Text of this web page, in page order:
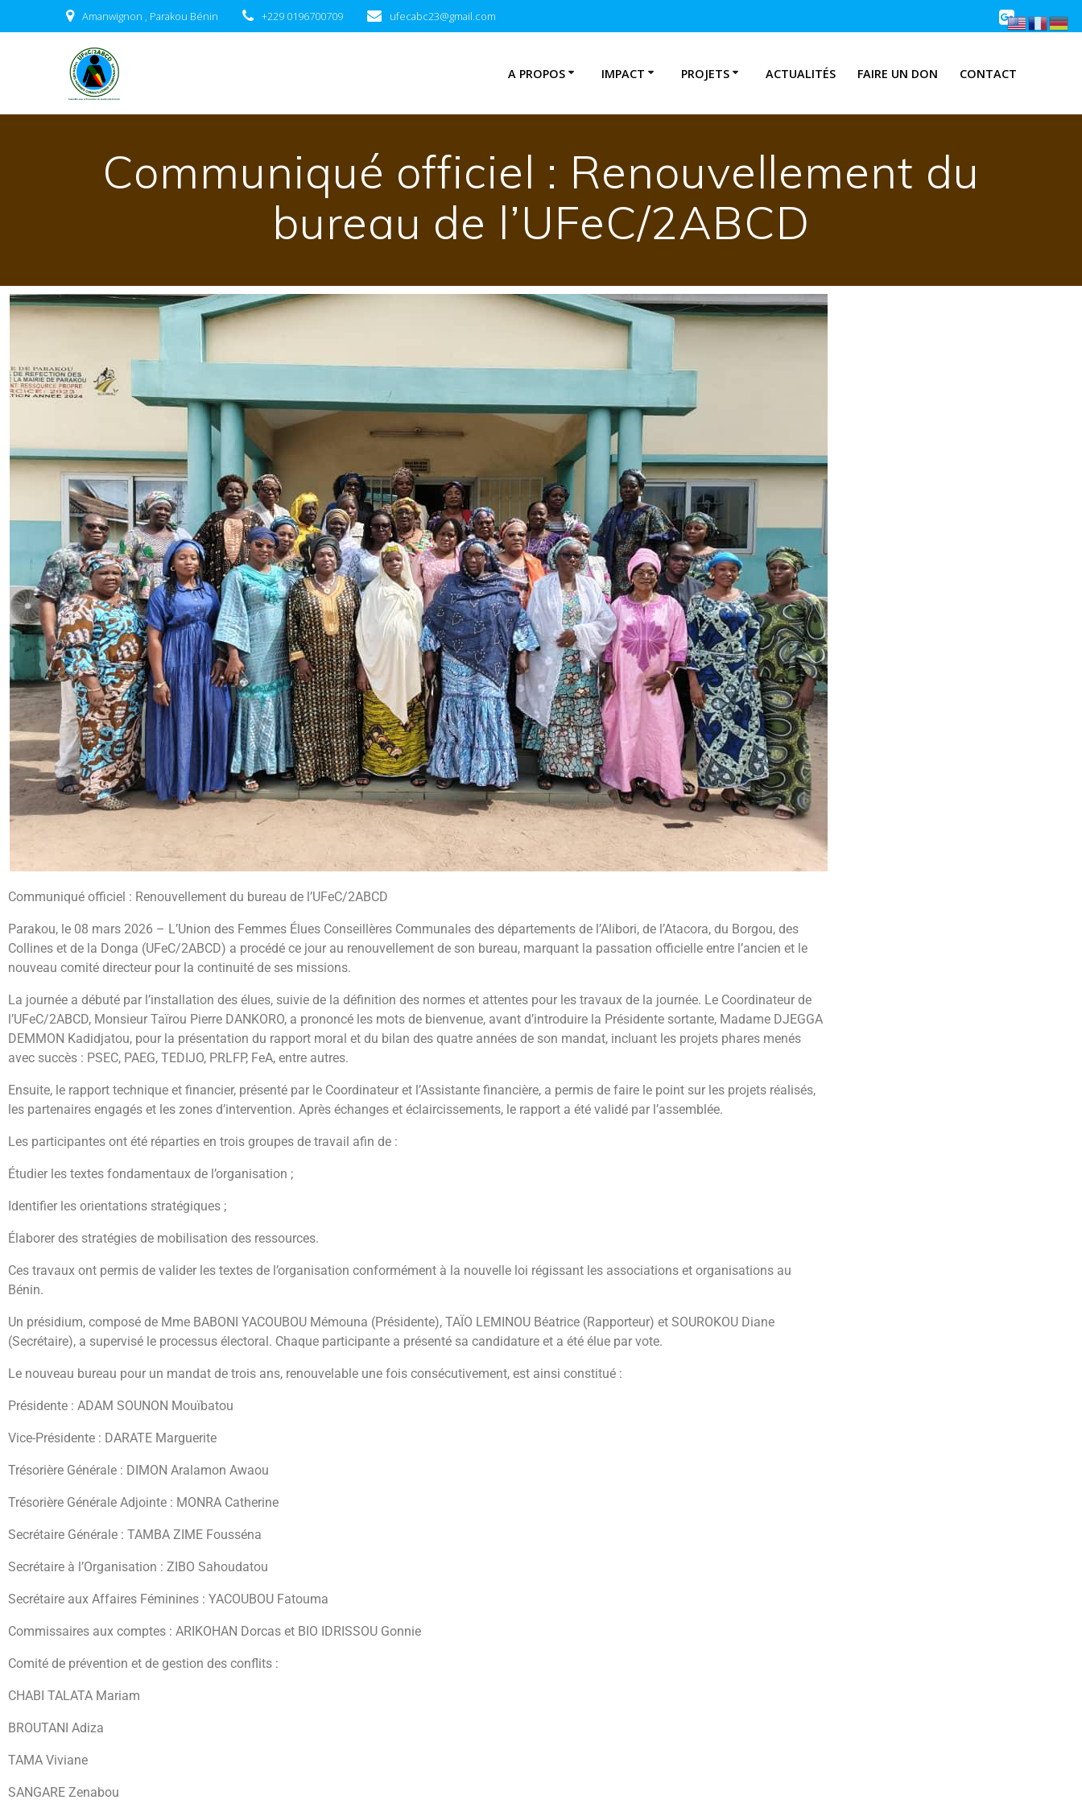
Amanwignon , Parakou Bénin +229 0196700709 ufecabc23@gmail.com
A PROPOS IMPACT PROJETS ACTUALITÉS FAIRE UN DON CONTACT
Communiqué officiel : Renouvellement du
bureau de l’UFeC/2ABCD
Communiqué officiel : Renouvellement du bureau de l’UFeC/2ABCD
Parakou, le 08 mars 2026 – L’Union des Femmes Élues Conseillères Communales des départements de l’Alibori, de l’Atacora, du Borgou, des
Collines et de la Donga (UFeC/2ABCD) a procédé ce jour au renouvellement de son bureau, marquant la passation officielle entre l’ancien et le
nouveau comité directeur pour la continuité de ses missions.
La journée a débuté par l’installation des élues, suivie de la définition des normes et attentes pour les travaux de la journée. Le Coordinateur de
l’UFeC/2ABCD, Monsieur Taïrou Pierre DANKORO, a prononcé les mots de bienvenue, avant d’introduire la Présidente sortante, Madame DJEGGA
DEMMON Kadidjatou, pour la présentation du rapport moral et du bilan des quatre années de son mandat, incluant les projets phares menés
avec succès : PSEC, PAEG, TEDIJO, PRLFP, FeA, entre autres.
Ensuite, le rapport technique et financier, présenté par le Coordinateur et l’Assistante financière, a permis de faire le point sur les projets réalisés,
les partenaires engagés et les zones d’intervention. Après échanges et éclaircissements, le rapport a été validé par l’assemblée.
Les participantes ont été réparties en trois groupes de travail afin de :
Étudier les textes fondamentaux de l’organisation ;
Identifier les orientations stratégiques ;
Élaborer des stratégies de mobilisation des ressources.
Ces travaux ont permis de valider les textes de l’organisation conformément à la nouvelle loi régissant les associations et organisations au
Bénin.
Un présidium, composé de Mme BABONI YACOUBOU Mémouna (Présidente), TAÏO LEMINOU Béatrice (Rapporteur) et SOUROKOU Diane
(Secrétaire), a supervisé le processus électoral. Chaque participante a présenté sa candidature et a été élue par vote.
Le nouveau bureau pour un mandat de trois ans, renouvelable une fois consécutivement, est ainsi constitué :
Présidente : ADAM SOUNON Mouïbatou
Vice-Présidente : DARATE Marguerite
Trésorière Générale : DIMON Aralamon Awaou
Trésorière Générale Adjointe : MONRA Catherine
Secrétaire Générale : TAMBA ZIME Fousséna
Secrétaire à l’Organisation : ZIBO Sahoudatou
Secrétaire aux Affaires Féminines : YACOUBOU Fatouma
Commissaires aux comptes : ARIKOHAN Dorcas et BIO IDRISSOU Gonnie
Comité de prévention et de gestion des conflits :
CHABI TALATA Mariam
BROUTANI Adiza
TAMA Viviane
SANGARE Zenabou